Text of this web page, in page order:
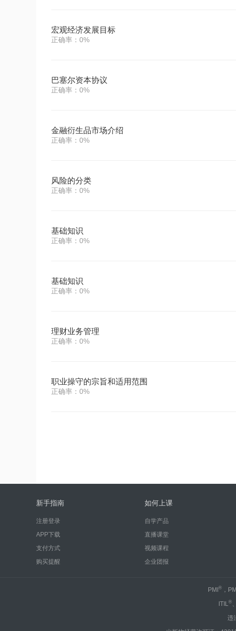
宏观经济发展目标
正确率：0%
巴塞尔资本协议
正确率：0%
金融衍生品市场介绍
正确率：0%
风险的分类
正确率：0%
基础知识
正确率：0%
基础知识
正确率：0%
理财业务管理
正确率：0%
职业操守的宗旨和适用范围
正确率：0%
新手指南
注册登录
APP下载
支付方式
购买提醒
如何上课
自学产品
直播课堂
视频课程
企业团报
PMI®，
ITIL®
违